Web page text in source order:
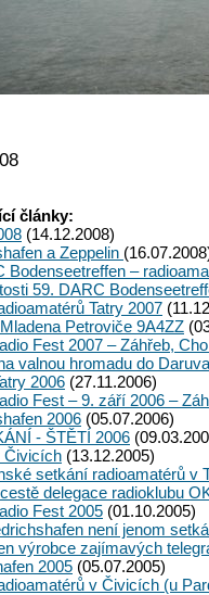
články:
(14.12.2008)
a Zeppelin
Bodenseetreffen –
59. DARC
Tatry 2007
Petroviče 9A4ZZ
Fest 2007 – Záhřeb,
valnou hromadu do
2006 (27.11.2006)
Fest – 9. září 2006 –
2006 (05.07.2006)
- ŠTĚTÍ 2006
Čivicích (13.12.2005)
setkání radioamatérů v
delegace radioklubu
Fest 2005 (01.10.2005)
není jenom
výrobce zajímavých
2005 (05.07.2005)
v Čivicích (u